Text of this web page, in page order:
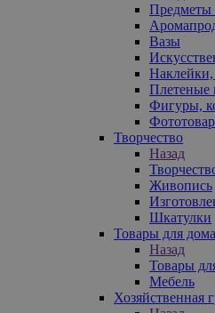
Предметы
Вазы
Плетеные
Фигуры,
Творчество
Назад
Живопись
Шкатулки
Товары для дома
Назад
Товары
Мебель
Хозяйственная